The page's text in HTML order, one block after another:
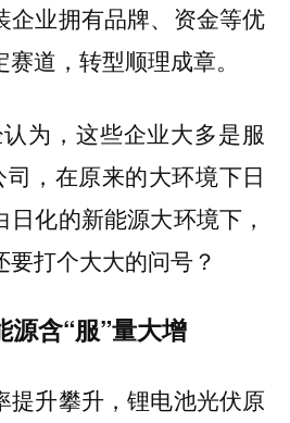
企业拥有品牌、资金等优
道，转型顺理成章。
为，这些企业大多是服
司，在原来的大环境下日
化的新能源大环境下，
打个大大的问号？
源含“服”量大增
提升攀升，锂电池光伏原